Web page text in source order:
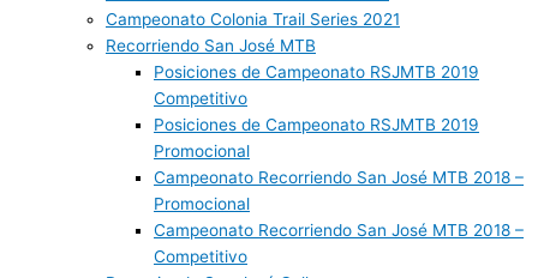
Campeonato Colonia Trail Series 2021
Recorriendo San José MTB
Posiciones de Campeonato RSJMTB 2019
Competitivo
Posiciones de Campeonato RSJMTB 2019
Promocional
Campeonato Recorriendo San José MTB 2018 –
Promocional
Campeonato Recorriendo San José MTB 2018 –
Competitivo